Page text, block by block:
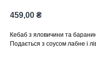
459,00 ₴
Кебаб з яловичини та
Подається з соусом лабне і